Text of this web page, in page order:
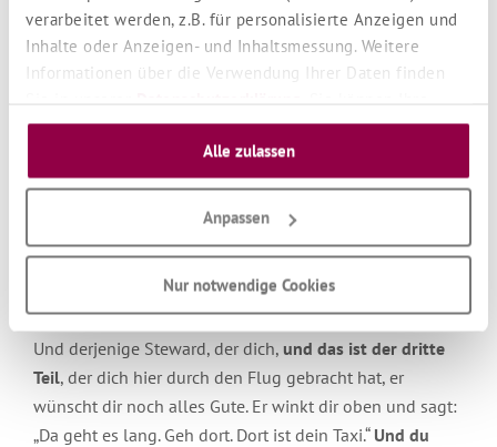
verarbeitet werden, z.B. für personalisierte Anzeigen und
Inhalte oder Anzeigen- und Inhaltsmessung. Weitere
Informationen über die Verwendung Ihrer Daten finden
Auswahl jederzeit unter "Cookie Einstellungen" unten auf
unserer Website widerrufen oder anpassen.
Alle zulassen
Anpassen
Nur notwendige Cookies
liebenden Menschen machen wird, der du bist.
Und nun wirst du abgeholt und dein Souffleur der Liebe,
dein Steward, nimmt dich wieder mit und er bringt dich
du sagst: „Was ist das denn jetzt? Ich komme mit der
viel.“ Und er sagt: „Ja und so wird es weiter sein.“ Und er
bringt dich zur Destination der Flieger und du sagst:
„Wenn das also gut gelaufen ist, sogar dieser
Zwischenaufenthalt, was soll denn dann noch sein?“
Und du bist wohlgemuter denn je und kommst an.
Und derjenige Steward, der dich, und das ist der dritte
Teil, der dich hier durch den Flug gebracht hat, er
wünscht dir noch alles Gute. Er winkt dir oben und sagt:
„Da geht es lang. Geh dort. Dort ist dein Taxi.“ Und du